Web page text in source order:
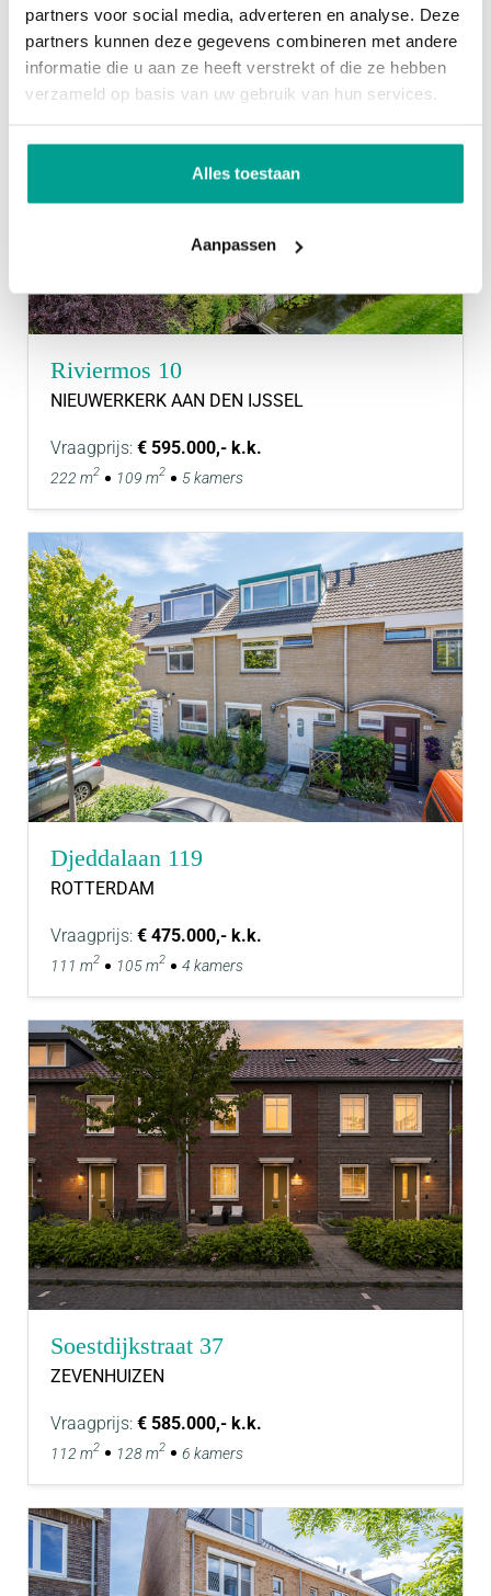
partners voor social media, adverteren en analyse. Deze
partners kunnen deze gegevens combineren met andere
informatie die u aan ze heeft verstrekt of die ze hebben
verzameld op basis van uw gebruik van hun services.
Alles toestaan
Aanpassen
Riviermos 10
NIEUWERKERK AAN DEN IJSSEL
Vraagprijs: € 595.000,- k.k.
222 m2 109 m2 5 kamers
Djeddalaan 119
ROTTERDAM
Vraagprijs: € 475.000,- k.k.
111 m2 105 m2 4 kamers
Soestdijkstraat 37
ZEVENHUIZEN
Vraagprijs: € 585.000,- k.k.
112 m2 128 m2 6 kamers